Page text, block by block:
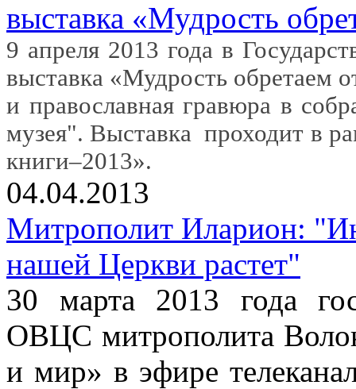
выставка «Мудрость
9 апреля 2013 года в
выставка «Мудрость обретаем
и православная гравюра в
музея". Выставка проходит в
книги–2013».
04.04.2013
Митрополит Иларион:
нашей Церкви растет"
30 марта 2013 года
ОВЦС митрополита
и мир» в эфире